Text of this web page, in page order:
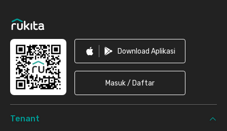
Download Aplikasi
Masuk / Daftar
Tenant